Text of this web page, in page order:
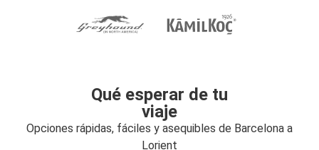
Qué esperar de tu
viaje
Opciones rápidas, fáciles y asequibles de Barcelona a
Lorient